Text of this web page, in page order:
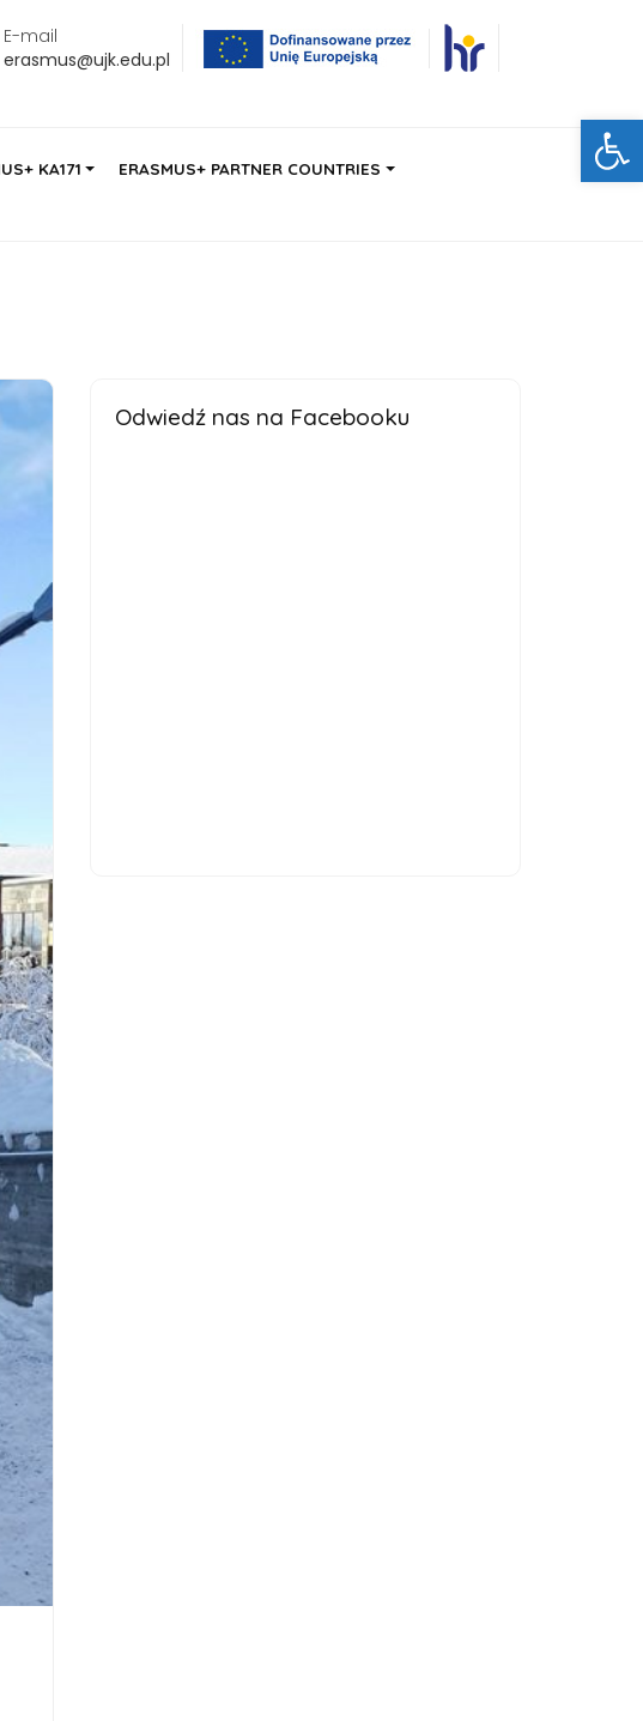
E-mail
erasmus@ujk.edu.pl
KA171
ERASMUS+ PARTNER COUNTRIES
Odwiedź nas na Facebooku